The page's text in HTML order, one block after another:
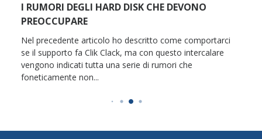
I RUMORI DEGLI HARD DISK CHE DEVONO
PREOCCUPARE
Nel precedente articolo ho descritto come comportarci
se il supporto fa Clik Clack, ma con questo intercalare
vengono indicati tutta una serie di rumori che
foneticamente non...